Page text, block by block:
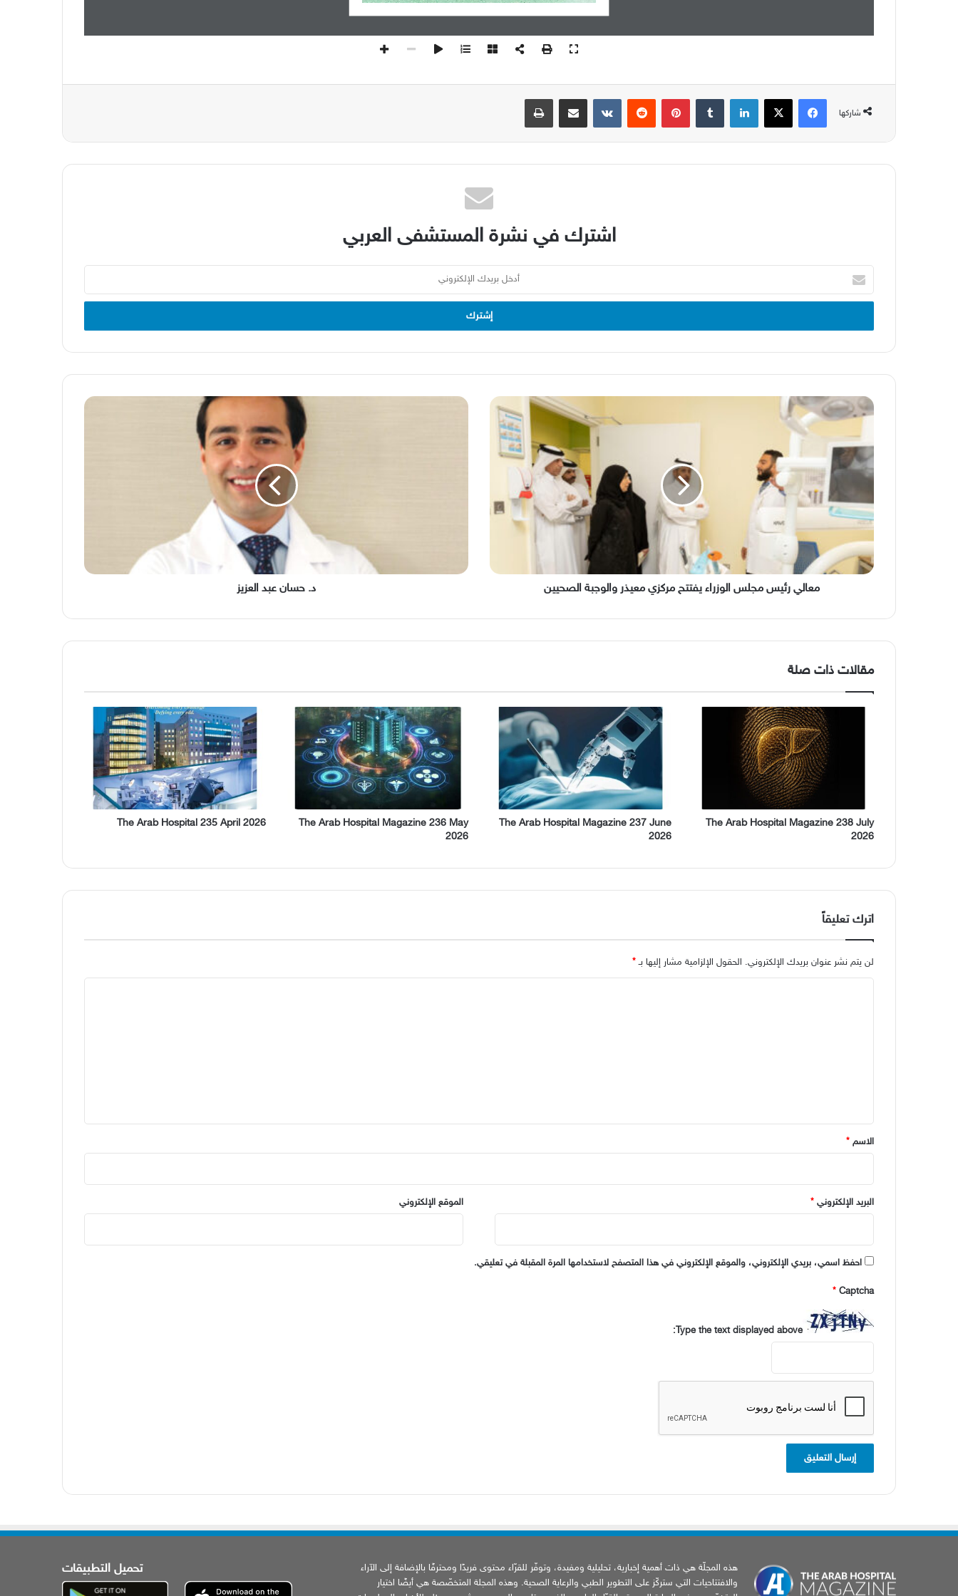
شاركها
فيسبوك‫X لينكدإن بينتيريست مشاركة عبر البريد طباعة
اشترك في نشرة المستشفى العربي
بريدك
الإلكتروني
معالي
رئيس
يفتتح
مركزي
معيذر
الصحيين
معالي رئيس مجلس الوزراء يفتتح مركزي معيذر والوجبة الصحيين
د.
د. حسان عبد العزيز
مقالات ذات صلة
The Arab Hospital Magazine 238 July
2026
The Arab Hospital Magazine 237 June
2026
The Arab Hospital Magazine 236 May
2026
The Arab Hospital 235 April 2026
اترك تعليقاً
لن يتم نشر عنوان بريدك الإلكتروني. الحقول الإلزامية مشار إليها بـ*
*
الاسم *
البريد الإلكتروني * الموقع الإلكتروني
احفظ اسمي، بريدي الإلكتروني، والموقع الإلكتروني في هذا المتصفح لاستخدامها المرة المقبلة في تعليقي.
Captcha
*
Type the text displayed above:
هذه المجلّة هي ذات أهمية إخبارية، تحليلية ومفيدة، وتوفّر للقرّاء محتوى فريدًا ومحترفًا بالإضافة إلى الآراء
والافتتاحيات التي ستركّز على التطوير الطبي والرعاية الصحية. وهذه المجلة المتخصّصة هي أيضًا اختيار
تحميل التطبيقات